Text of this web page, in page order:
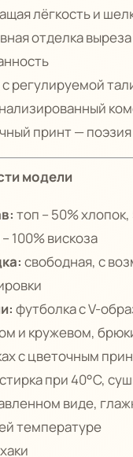
лёгкость и
отделка
регулируемой
принт — поэзия
модели
топ – 50%
100% вискоза
свободная, с
футболка с V-
и кружевом,
с цветочным
стирка при 40°C,
виде,
температуре
хаки